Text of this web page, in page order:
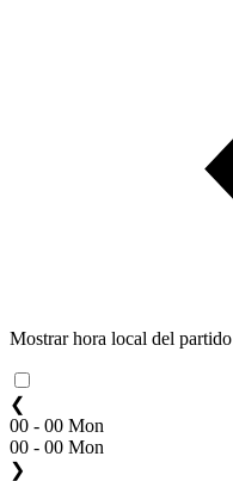
Mostrar hora local del partido
❮
00 - 00 Mon
00 - 00 Mon
❯